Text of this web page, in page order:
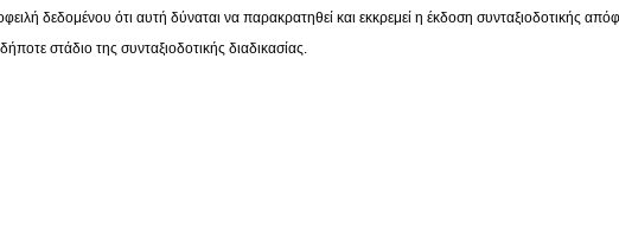
δεδομένου ότι αυτή δύναται να παρακρατηθεί και εκκρεμεί η έκδοση συνταξιοδοτικής
στάδιο της συνταξιοδοτικής διαδικασίας.